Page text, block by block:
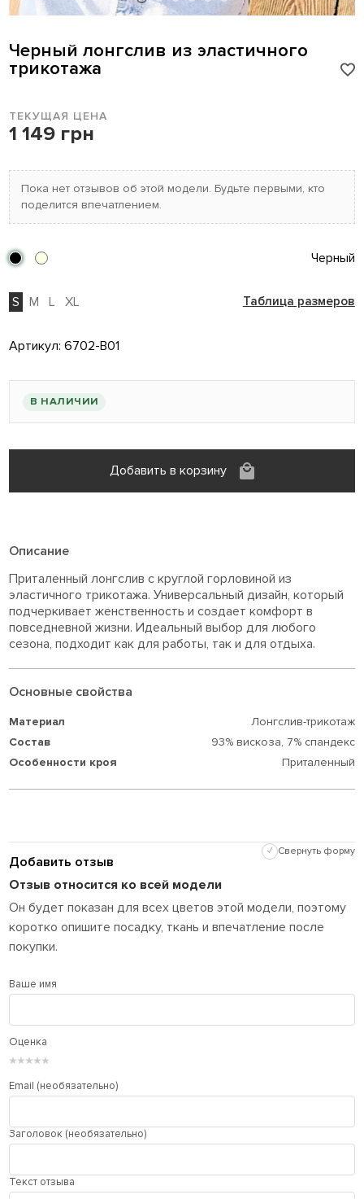
Черный лонгслив из эластичного
трикотажа
ТЕКУЩАЯ ЦЕНА
1 149 грн
Пока нет отзывов об этой модели. Будьте первыми, кто
поделится впечатлением.
Черный
S M L XL Таблица размеров
Артикул:6702-B01
В НАЛИЧИИ
Добавить в корзину
Описание
Приталенный лонгслив с круглой горловиной из
эластичного трикотажа. Универсальный дизайн, который
подчеркивает женственность и создает комфорт в
повседневной жизни. Идеальный выбор для любого
сезона, подходит как для работы, так и для отдыха.
Основные свойства
Материал
Лонгслив-трикотаж
Состав
93% вискоза, 7% спандекс
Особенности кроя
Приталенный
Добавить отзыв
✓ Свернуть форму
Отзыв относится ко всей модели
Он будет показан для всех цветов этой модели, поэтому
коротко опишите посадку, ткань и впечатление после
покупки.
Ваше имя
Оценка
★
★
★
★
★
Email (необязательно)
Заголовок (необязательно)
Текст отзыва